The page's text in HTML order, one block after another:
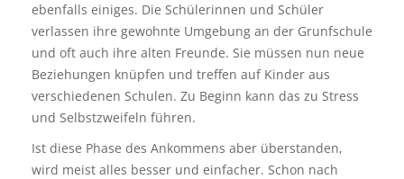
ebenfalls einiges. Die Schülerinnen und Schüler
verlassen ihre gewohnte Umgebung an der Grunfschule
und oft auch ihre alten Freunde. Sie müssen nun neue
Beziehungen knüpfen und treffen auf Kinder aus
verschiedenen Schulen. Zu Beginn kann das zu Stress
und Selbstzweifeln führen.
Ist diese Phase des Ankommens aber überstanden,
wird meist alles besser und einfacher. Schon nach